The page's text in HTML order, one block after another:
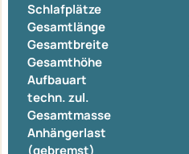
Schlafplätze
Gesamtlänge
Gesamtbreite
Gesamthöhe
Aufbauart
techn. zul.
Gesamtmasse
Anhängerlast
(gebremst)